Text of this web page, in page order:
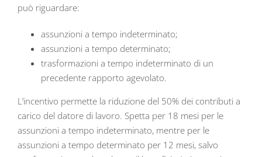
può riguardare:
assunzioni a tempo indeterminato;
assunzioni a tempo determinato;
trasformazioni a tempo indeterminato di un
precedente rapporto agevolato.
L’incentivo permette la riduzione del 50% dei contributi a
carico del datore di lavoro. Spetta per 18 mesi per le
assunzioni a tempo indeterminato, mentre per le
assunzioni a tempo determinato per 12 mesi, salvo